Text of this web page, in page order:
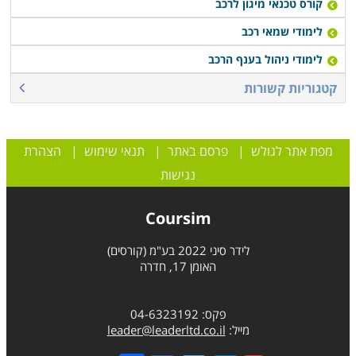
קורסים אלו כוללים לימוד תיאורטי ומעשי כאשר בתום הקורס
מתבקשים המשתתפים להיבחן במבחן מעשי על ידי בוחן
מקצועי.
קורס טכנאי מיגון לרכב
לימודי שמאי רכב
לימודי ניהול בענף הרכב
קטגוריות קשורות
מפת אתר לגולש |פרסם באתר | תנאי שימוש | הצהרת
נגישות
Coursim
לידר סיני 2022 בע"מ (קורסים)
האומן 17, חדרה
פקס: 04-6323192
מייל: leader@leaderltd.co.il